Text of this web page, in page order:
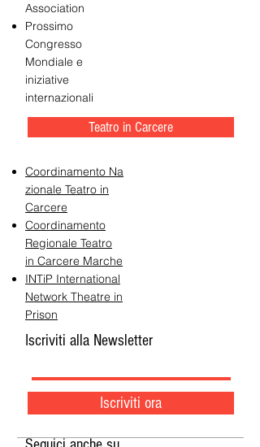
Association
Prossimo
Congresso
Mondiale e
iniziative
internazionali
Teatro in Carcere
Coordinamento Na
zionale Teatro in
Carcere
Coordinamento
Regionale Teatro
in Carcere Marche
INTiP International
Network Theatre in
Prison
Iscriviti alla Newsletter
Iscriviti ora